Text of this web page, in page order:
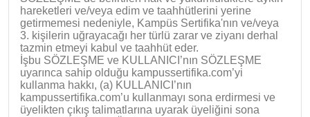
hareketleri ve/veya edim ve taahhütlerini yerine
getirmemesi nedeniyle, Kampüs Sertifika'nın ve/veya
3. kişilerin uğrayacağı her türlü zarar ve ziyanı derhal
tazmin etmeyi kabul ve taahhüt eder.
İşbu SÖZLEŞME ve KULLANICI’nın SÖZLEŞME
uyarınca sahip olduğu kampussertifika.com’yi
kullanma hakkı, (a) KULLANICI’nın
kampussertifika.com’u kullanmayı sona erdirmesi ve
üyelikten çıkış talimatlarına uyarak üyeliğini sona